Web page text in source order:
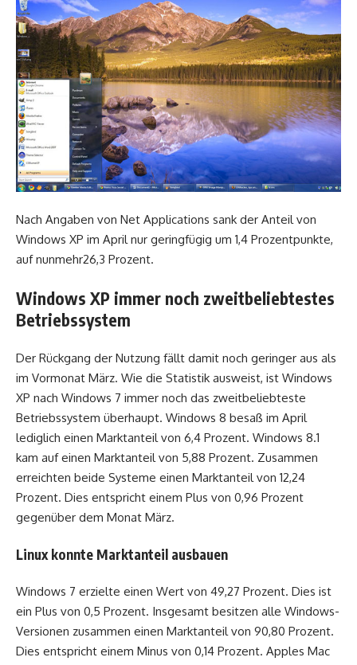
Nach Angaben von Net Applications sank der Anteil von
Windows XP im April nur geringfügig um 1,4 Prozentpunkte,
auf nunmehr26,3 Prozent.
Windows XP immer noch zweitbeliebtestes
Betriebssystem
Der Rückgang der Nutzung fällt damit noch geringer aus als
im Vormonat März. Wie die Statistik ausweist, ist Windows
XP nach Windows 7 immer noch das zweitbeliebteste
Betriebssystem überhaupt. Windows 8 besaß im April
lediglich einen Marktanteil von 6,4 Prozent. Windows 8.1
kam auf einen Marktanteil von 5,88 Prozent. Zusammen
erreichten beide Systeme einen Marktanteil von 12,24
Prozent. Dies entspricht einem Plus von 0,96 Prozent
gegenüber dem Monat März.
Linux konnte Marktanteil ausbauen
Windows 7 erzielte einen Wert von 49,27 Prozent. Dies ist
ein Plus von 0,5 Prozent. Insgesamt besitzen alle Windows-
Versionen zusammen einen Marktanteil von 90,80 Prozent.
Dies entspricht einem Minus von 0,14 Prozent. Apples Mac